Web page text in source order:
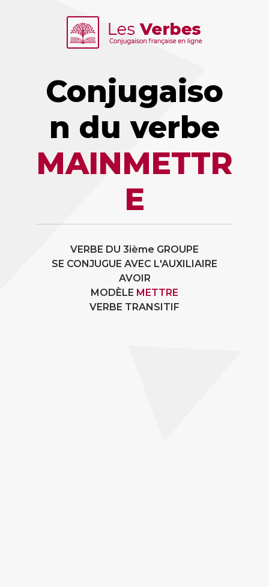
Conjugaiso
n du verbe
MAINMETTR
E
VERBE DU 3ième GROUPE
SE CONJUGUE AVEC L'AUXILIAIRE
AVOIR
MODÈLE METTRE
VERBE TRANSITIF